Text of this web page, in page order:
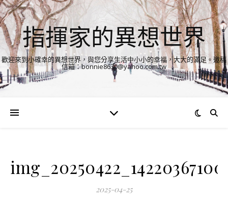
指揮家的異想世界
歡迎來到小確幸的異想世界，與您分享生活中小小的幸福，大大的滿足。邀稿
信箱：bonnie8630@yahoo.com.tw
2025-04-25